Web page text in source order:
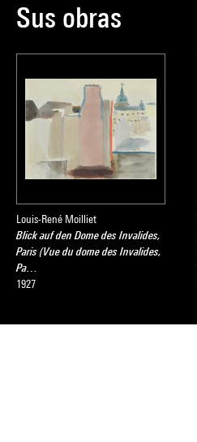
Sus obras
Louis-René Moilliet
Blick auf den Dome des Invalides,
Paris (Vue du dome des Invalides,
Pa…
1927